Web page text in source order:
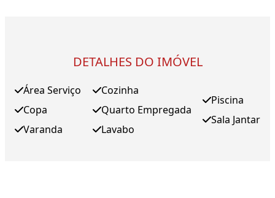
DETALHES DO IMÓVEL
Área Serviço
Copa
Varanda
Cozinha
Quarto Empregada
Lavabo
Piscina
Sala Jantar